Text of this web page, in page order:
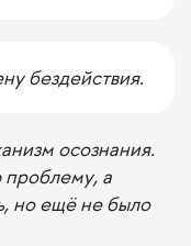
бездействия.
осознания.
а
но ещё не было